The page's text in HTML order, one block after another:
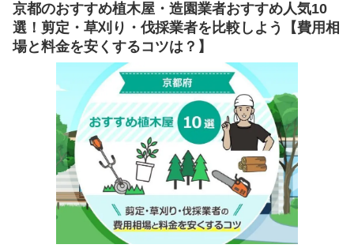
京都のおすすめ植木屋・造園業者おすすめ人気10
選！剪定・草刈り・伐採業者を比較しよう【費用相
場と料金を安くするコツは？】